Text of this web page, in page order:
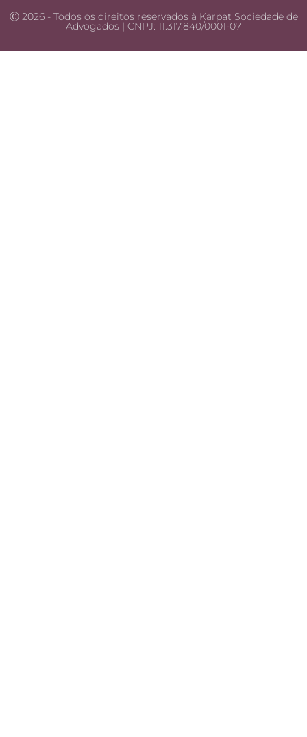
Ⓒ 2026 - Todos os direitos reservados à Karpat Sociedade de
Advogados | CNPJ: 11.317.840/0001-07